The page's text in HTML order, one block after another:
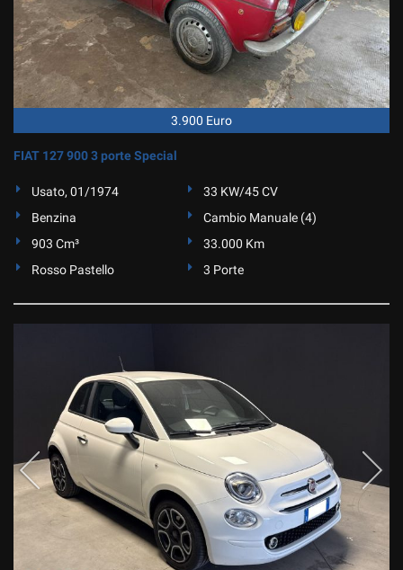
3.900 Euro
FIAT 127 900 3 porte Special
Usato, 01/1974
33 KW/45 CV
Benzina
Cambio Manuale (4)
903 Cm³
33.000 Km
Rosso Pastello
3 Porte
Cookie necessari
Cookie delle preferenze
Cookie analitici
Cookie di marketing
Leggi
Salva
impostazioni